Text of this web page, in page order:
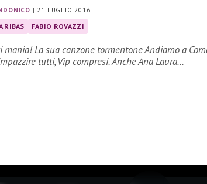
|21 LUGLIO 2016
RIBAS FABIO ROVAZZI
mania! La sua canzone tormentone Andiamo a
tutti, Vip compresi. Anche Ana Laura…